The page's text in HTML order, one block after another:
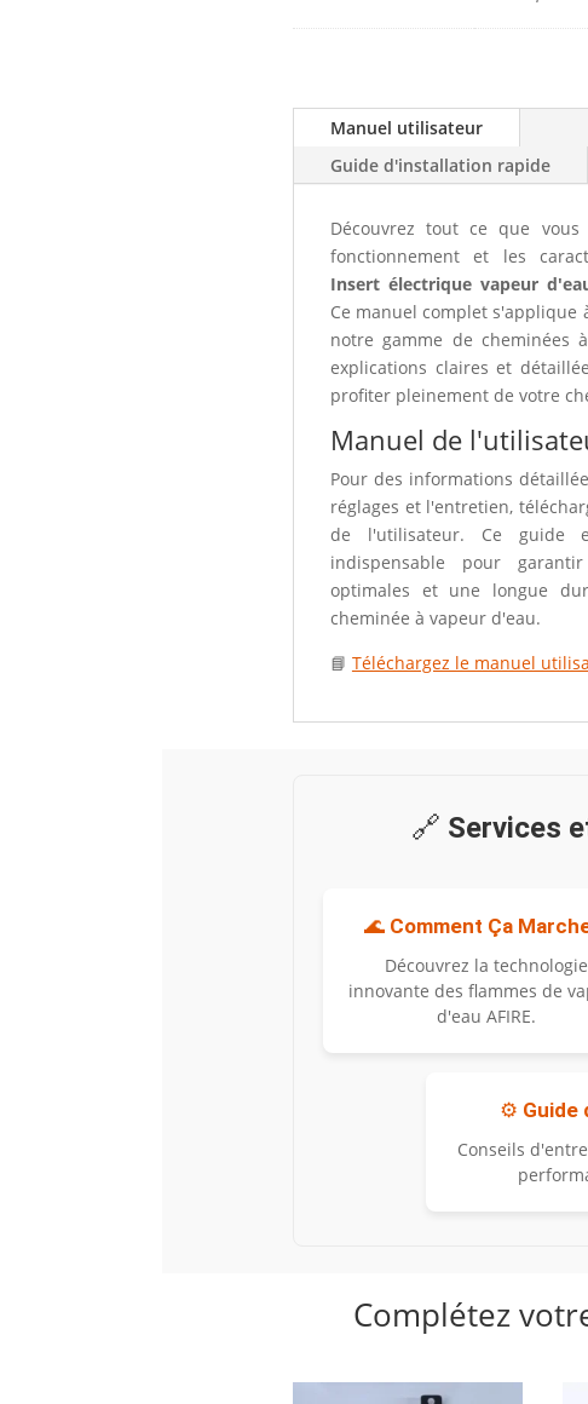
Manuel utilisateur
Guide d'installation rapide
Découvrez tout ce que
fonctionnement et les
Insert électrique vapeur
Ce manuel complet s'applique
notre gamme de cheminées
explications claires et
profiter pleinement de votre
Manuel de
Pour des informations
réglages et l'entretien,
de l'utilisateur. Ce guide
indispensable pour
optimales et une longue
cheminée à vapeur d'eau.
📘 Téléchargez le manuel
🔗 Services
🌊 Comment Ça
Découvrez la technologie
innovante des flammes de
d'eau AFIRE.
⚙️ Guide
Conseils
Complétez